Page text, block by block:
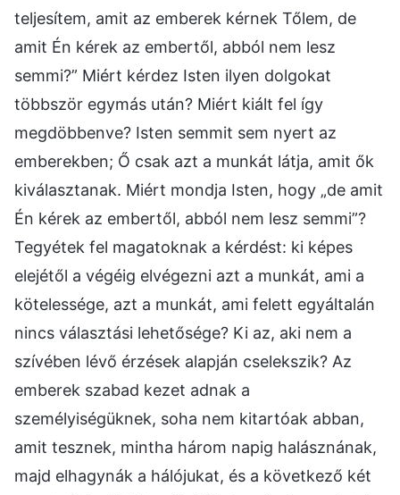
teljesítem, amit az emberek kérnek Tőlem, de
amit Én kérek az embertől, abból nem lesz
semmi?” Miért kérdez Isten ilyen dolgokat
többször egymás után? Miért kiált fel így
megdöbbenve? Isten semmit sem nyert az
emberekben; Ő csak azt a munkát látja, amit ők
kiválasztanak. Miért mondja Isten, hogy „de amit
Én kérek az embertől, abból nem lesz semmi”?
Tegyétek fel magatoknak a kérdést: ki képes
elejétől a végéig elvégezni azt a munkát, ami a
kötelessége, azt a munkát, ami felett egyáltalán
nincs választási lehetősége? Ki az, aki nem a
szívében lévő érzések alapján cselekszik? Az
emberek szabad kezet adnak a
személyiségüknek, soha nem kitartóak abban,
amit tesznek, mintha három napig halásznának,
majd elhagynák a hálójukat, és a következő két